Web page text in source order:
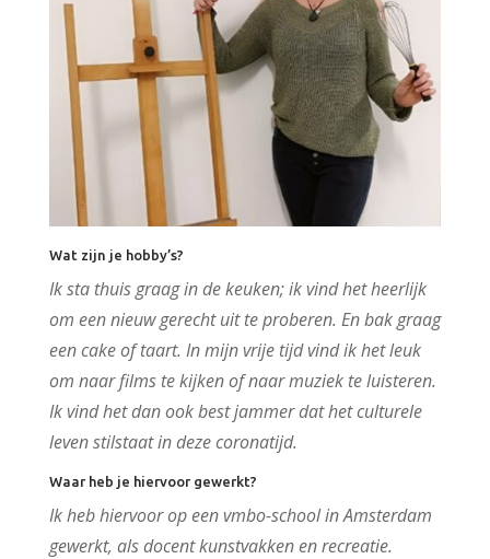
Wat zijn je hobby’s?
Ik sta thuis graag in de keuken; ik vind het heerlijk
om een nieuw gerecht uit te proberen. En bak graag
een cake of taart. In mijn vrije tijd vind ik het leuk
om naar films te kijken of naar muziek te luisteren.
Ik vind het dan ook best jammer dat het culturele
leven stilstaat in deze coronatijd.
Waar heb je hiervoor gewerkt?
Ik heb hiervoor op een vmbo-school in Amsterdam
gewerkt, als docent kunstvakken en recreatie.